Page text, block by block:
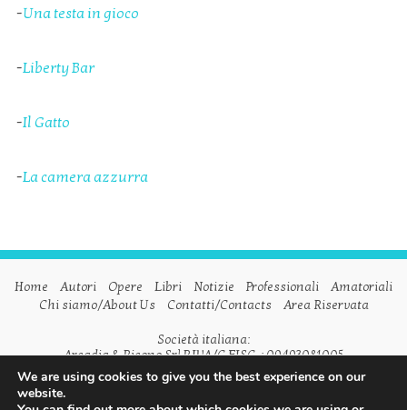
-Una testa in gioco
-Liberty Bar
-Il Gatto
-La camera azzurra
Home Autori Opere Libri Notizie Professionali
Amatoriali
Chi siamo/About Us
Contatti/Contacts Area Riservata
Società italiana:
Arcadia & Ricono Srl P.IVA/C.FISC. : 09493081005
Società inglese:
Arcadia & Ricono Ltd VAT n. GB798542175
We are using cookies to give you the best experience on our
website.